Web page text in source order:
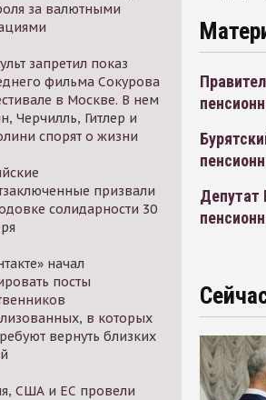
за валютными
запретил показ
фильма Сокурова
в Москве. В нем
Черчилль, Гитлер и
спорят о жизни
призвали
солидарности 30
начал
посты
в которых
вернуть близких
США и ЕС провели
Депутат